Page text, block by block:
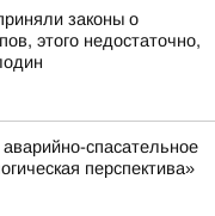
законы о
этого недостаточно,
спасательное
перспектива»